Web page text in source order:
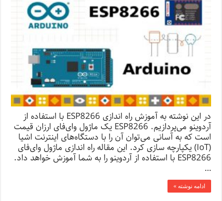
در این نوشته به آموزش راه اندازی ESP8266 با استفاده از
آردوینو می‌پردازیم. ESP8266 یک ماژول وای‌فای ارزان قیمت
است که به آسانی می‌توان آن را با دستگاه‌های اینترنت اشیا
(IoT) یکپارچه سازی کرد. این مقاله راه اندازی ماژول وای‌فای
ESP8266 با استفاده از آردوینو را به شما آموزش خواهد داد.
…
ادامه نوشته »